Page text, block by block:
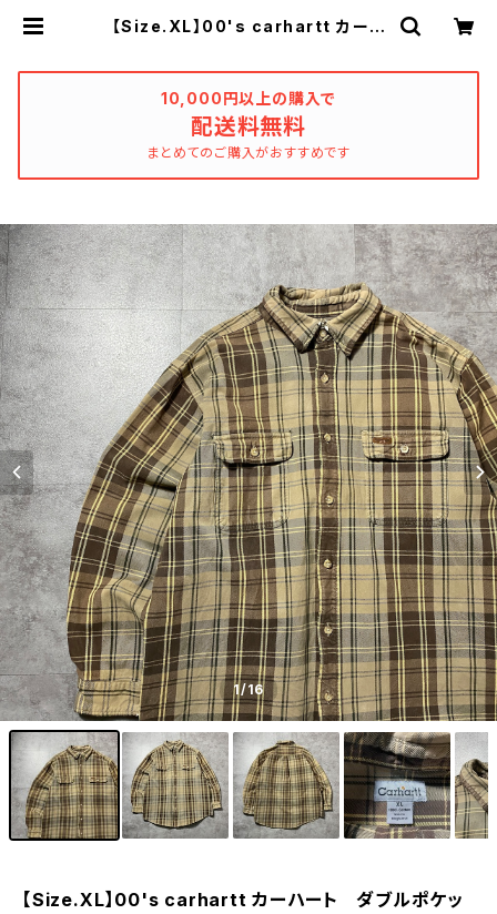
【Size.XL】00's carhartt カーハ
シャツ | used_clothing_kathars
is
10,000円以上の購入で
配送料無料
まとめてのご購入がおすすめです
1/16
【Size.XL】00's carhartt カーハート ダブルポケッ